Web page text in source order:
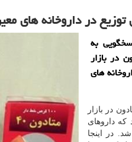
در داروخانه های
به
در بازار
های
در بازار
كه داروهای
در اینجا